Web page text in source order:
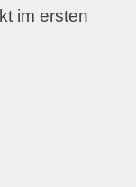
im ersten